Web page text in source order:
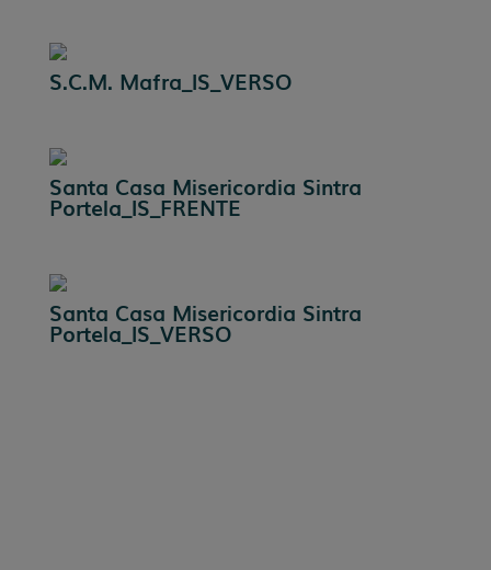
S.C.M. Mafra_IS_VERSO
Santa Casa Misericordia Sintra
Portela_IS_FRENTE
Santa Casa Misericordia Sintra
Portela_IS_VERSO